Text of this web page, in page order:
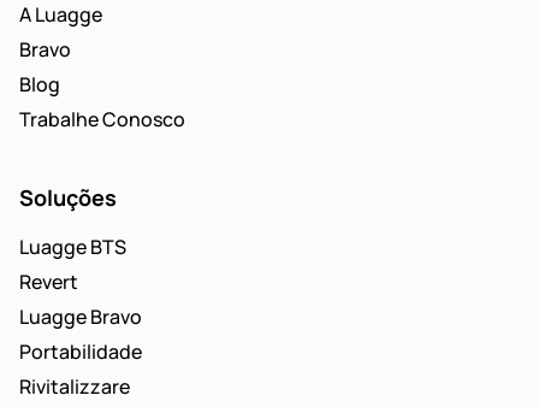
A Luagge
Bravo
Blog
Trabalhe Conosco
Soluções
Luagge BTS
Revert
Luagge Bravo
Portabilidade
Rivitalizzare